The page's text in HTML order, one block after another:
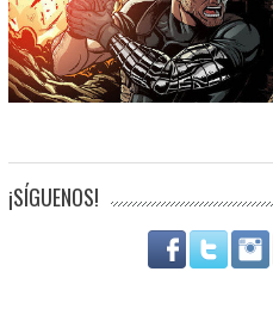
¡SÍGUENOS!